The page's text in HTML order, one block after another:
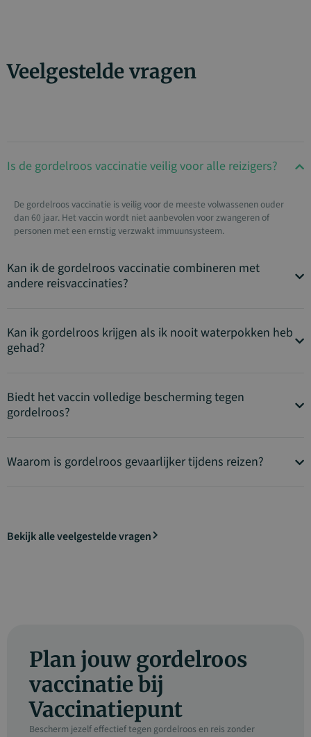
Veelgestelde vragen
Is de gordelroos vaccinatie veilig voor alle reizigers?
De gordelroos vaccinatie is veilig voor de meeste volwassenen ouder
dan 60 jaar. Het vaccin wordt niet aanbevolen voor zwangeren of
personen met een ernstig verzwakt immuunsysteem.
Kan ik de gordelroos vaccinatie combineren met
andere reisvaccinaties?
Kan ik gordelroos krijgen als ik nooit waterpokken heb
gehad?
Biedt het vaccin volledige bescherming tegen
gordelroos?
Waarom is gordelroos gevaarlijker tijdens reizen?
Bekijk alle veelgestelde vragen
Plan jouw gordelroos
vaccinatie bij
Vaccinatiepunt
Bescherm jezelf effectief tegen gordelroos en reis zonder